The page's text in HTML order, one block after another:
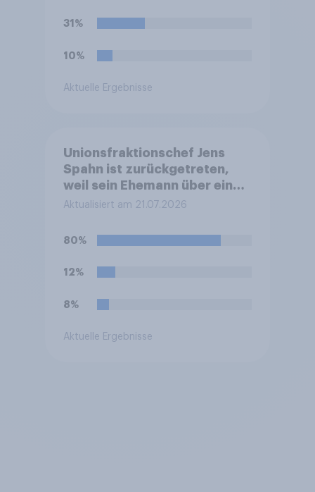
31%
10%
Aktuelle Ergebnisse
Unionsfraktionschef Jens
Spahn ist zurückgetreten,
weil sein Ehemann über eine
Leihmutterschaft im Ausland
Deutschland ist die
Vermittlung und
medizinische Ausführung der
Wie stehen Sie zu dem
Aktualisiert am 21.07.2026
80%
12%
8%
Aktuelle Ergebnisse